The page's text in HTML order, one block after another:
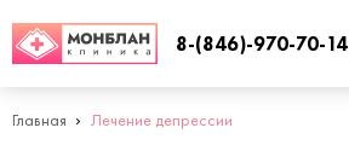
8-(846)-970-70-14
Главная Лечение депрессии